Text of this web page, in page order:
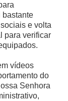
bastante
e volta
para verificar
vídeos
do
Senhora